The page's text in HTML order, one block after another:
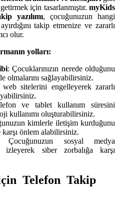
için tasarlanmıştır. myKids
yazılımı, çocuğunuzun hangi
takip etmenize ve zararlı
olur.
yolları:
: Çocuklarınızın nerede olduğunu
olmalarını sağlayabilirsiniz.
sitelerini engelleyerek zararlı
ve tablet kullanım süresini
kullanımı oluşturabilirsiniz.
kimlerle iletişim kurduğunu
karşı önlem alabilirsiniz.
sosyal medya
izleyerek siber zorbalığa karşı
Telefon Takip